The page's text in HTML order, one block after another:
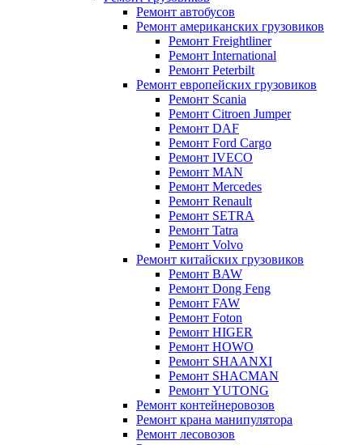
Ремонт автобусов
Ремонт американских грузовиков
Ремонт Freightliner
Ремонт International
Ремонт Peterbilt
Ремонт европейских грузовиков
Ремонт Scania
Ремонт Citroen Jumper
Ремонт DAF
Ремонт Ford Cargo
Ремонт IVECO
Ремонт MAN
Ремонт Mercedes
Ремонт Renault
Ремонт SETRA
Ремонт Tatra
Ремонт Volvo
Ремонт китайских грузовиков
Ремонт BAW
Ремонт Dong Feng
Ремонт FAW
Ремонт Foton
Ремонт HIGER
Ремонт HOWO
Ремонт SHAANXI
Ремонт SHACMAN
Ремонт YUTONG
Ремонт контейнеровозов
Ремонт крана манипулятора
Ремонт лесовозов